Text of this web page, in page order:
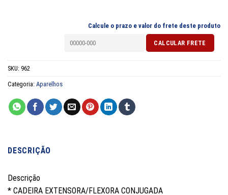
Calcule o prazo e valor do frete deste produto
SKU: 962
Categoria: Aparelhos
DESCRIÇÃO
Descrição
* CADEIRA EXTENSORA/FLEXORA CONJUGADA